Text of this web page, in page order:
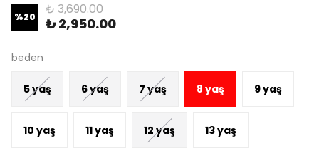
%20 ₺ 3,690.00
₺ 2,950.00
beden
5 yaş 6 yaş 7 yaş 8 yaş 9 yaş
10 yaş 11 yaş 12 yaş 13 yaş